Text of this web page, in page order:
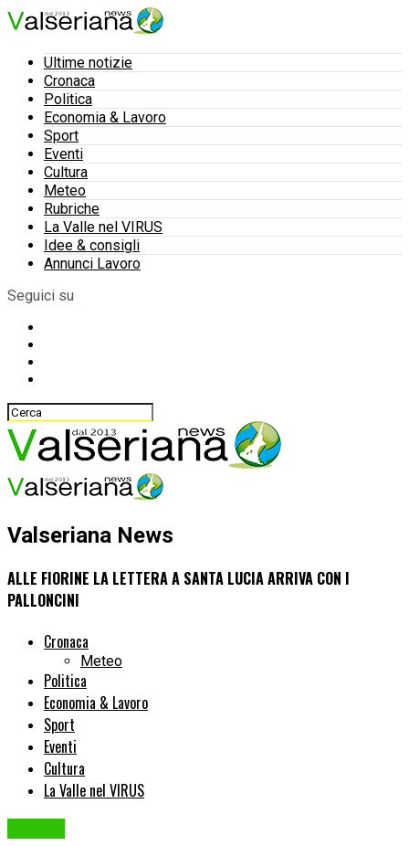
Ultime notizie
Cronaca
Politica
Economia & Lavoro
Sport
Eventi
Cultura
Meteo
Rubriche
La Valle nel VIRUS
Idee & consigli
Annunci Lavoro
Seguici su
Valseriana News
ALLE FIORINE LA LETTERA A SANTA LUCIA ARRIVA CON I
PALLONCINI
Cronaca
Meteo
Politica
Economia & Lavoro
Sport
Eventi
Cultura
La Valle nel VIRUS